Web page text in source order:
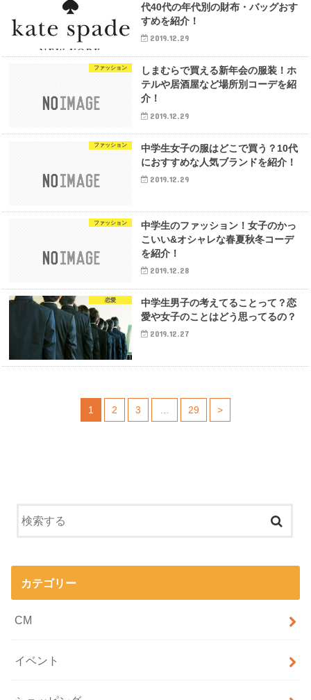
代40代の年代別の財布・バッグおす
すめを紹介！
2019.12.29
ファッション
しまむらで買える新年会の服装！ホ
テルや居酒屋など場所別コーデを紹
介！
2019.12.29
ファッション
中学生女子の服はどこで買う？10代
におすすめな人気ブランドを紹介！
2019.12.29
ファッション
中学生のファッション！女子のかっ
こいい&オシャレな春夏秋冬コーデ
を紹介！
2019.12.28
恋愛
中学生男子の考えてることって？恋
愛や女子のことはどう思ってるの？
2019.12.27
1 2 3 … 29 >
カテゴリー
CM
イベント